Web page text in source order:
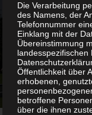
Die Verarbeitung
des Namens, der
Telefonnummer
Einklang mit der
Übereinstimmung
Öffentlichkeit über
erhobenen,
betroffene
über die ihnen